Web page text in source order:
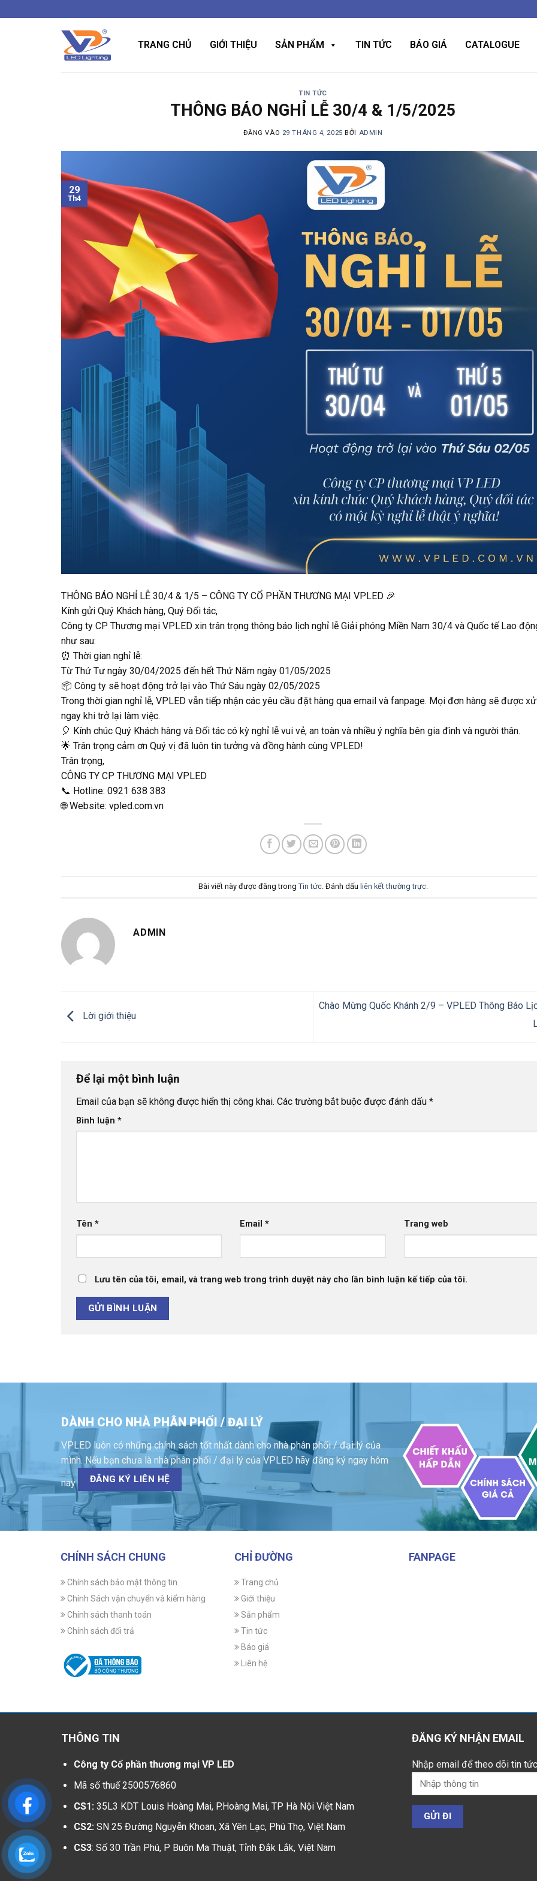
qua
TRANG CHỦ GIỚI THIỆU SẢN PHẨM TIN TỨC BÁO GIÁ CATALOGUE
TIN TỨC
THÔNG BÁO NGHỈ LỄ 30/4 & 1/5/2025
ĐĂNG VÀO 29 THÁNG 4, 2025 BỞI ADMIN
29
Th4
THÔNG BÁO NGHỈ LỄ 30/4 & 1/5 – CÔNG TY CỔ PHẦN THƯƠNG MẠI VPLED 🎉
Kính gửi Quý Khách hàng, Quý Đối tác,
Công ty CP Thương mại VPLED xin trân trọng thông báo lịch nghỉ lễ Giải phóng Miền Nam 30/4 và Quốc tế Lao
như sau:
⏰ Thời gian nghỉ lễ:
Từ Thứ Tư ngày 30/04/2025 đến hết Thứ Năm ngày 01/05/2025
📦 Công ty sẽ hoạt động trở lại vào Thứ Sáu ngày 02/05/2025
Trong thời gian nghỉ lễ, VPLED vẫn tiếp nhận các yêu cầu đặt hàng qua email và fanpage. Mọi đơn hàng sẽ được
ngay khi trở lại làm việc.
🎈 Kính chúc Quý Khách hàng và Đối tác có kỳ nghỉ lễ vui vẻ, an toàn và nhiều ý nghĩa bên gia đình và người thân.
🌟 Trân trọng cảm ơn Quý vị đã luôn tin tưởng và đồng hành cùng VPLED!
Trân trọng,
CÔNG TY CP THƯƠNG MẠI VPLED
📞 Hotline: 0921 638 383
🌐 Website: vpled.com.vn
Bài viết này được đăng trong Tin tức. Đánh dấu liên kết thường trực.
ADMIN
Lời giới thiệu
Chào Mừng Quốc Khánh 2/9 – VPLED Thông Báo
Để lại một bình luận
Email của bạn sẽ không được hiển thị công khai. Các trường bắt buộc được đánh dấu *
Bình luận *
Tên * Email* Trang web
Lưu tên của tôi, email, và trang web trong trình duyệt này cho lần bình luận kế tiếp của tôi.
DÀNH CHO NHÀ PHÂN PHỐI / ĐẠI LÝ
VPLED luôn có những chính sách tốt nhất dành cho nhà phân phối / đại lý của
mình. Nếu bạn chưa là nhà phân phối / đại lý của VPLED hãy đăng ký ngay hôm
nay ĐĂNG KÝ LIÊN HỆ
CHÍNH SÁCH CHUNG
Chính sách bảo mật thông tin
Chính Sách vận chuyển và kiểm hàng
Chính sách thanh toán
Chính sách đổi trả
CHỈ ĐƯỜNG
Trang chủ
Giới thiệu
Sản phẩm
Tin tức
Báo giá
Liên hệ
FANPAGE
THÔNG TIN
Công ty Cổ phần thương mại VP LED
Mã số thuế 2500576860
CS1: 35L3 KDT Louis Hoàng Mai, P.Hoàng Mai, TP Hà Nội Việt Nam
CS2: SN 25 Đường Nguyễn Khoan, Xã Yên Lạc, Phú Thọ, Việt Nam
CS3: Số 30 Trần Phú, P Buôn Ma Thuật, Tỉnh Đắk Lắk, Việt Nam
ĐĂNG KÝ NHẬN EMAIL
Nhập email để theo dõi tin